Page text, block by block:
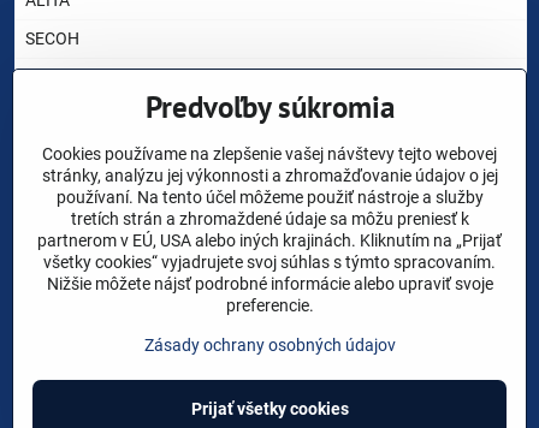
SECOH
YASUNAGA RIETSCHLE THOMAS
NITTO KOHKI
CHARLES AUSTEN
AKO VYBRAŤ DÚCHADLO ?
©2026Copyright
Predvoľby súkromia
Cookies používame na zlepšenie vašej návštevy tejto webovej
stránky, analýzu jej výkonnosti a zhromažďovanie údajov o jej
používaní. Na tento účel môžeme použiť nástroje a služby
tretích strán a zhromaždené údaje sa môžu preniesť k
partnerom v EÚ, USA alebo iných krajinách. Kliknutím na „Prijať
všetky cookies“ vyjadrujete svoj súhlas s týmto spracovaním.
Nižšie môžete nájsť podrobné informácie alebo upraviť svoje
preferencie.
Zásady ochrany osobných údajov
Prijať všetky cookies